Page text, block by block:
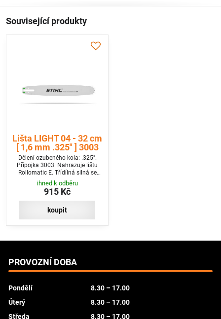
Související produkty
Lišta LIGHT 04 - 32 cm
[ 1,6 mm .325" ] 3003
Dělení ozubeného kola: .325".
Přípojka 3003. Nahrazuje lištu
Rollomatic E. Třídílná silná se
čtyřmi nýty na špičce.
ihned k odběru
915 Kč
koupit
PROVOZNÍ DOBA
Pondělí
8.30 – 17.00
Úterý
8.30 – 17.00
Středa
8.30 – 17.00